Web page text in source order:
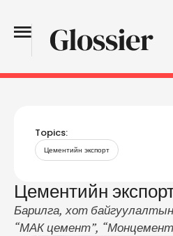
Topics:
Цементийн экспорт
Цементийн
Барилга, хот
“МАК цемент”,